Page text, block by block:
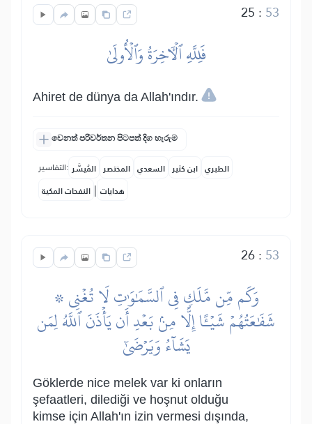
25 : 53
فَلِلَّهِ ٱلۡأٓخِرَةُ وَٱلۡأُولَىٰ
Ahiret de dünya da Allah'ındır.
වෙනත් පරිවර්තන පිටපත් දිග හැරුම
التفاسير: المُيسَّر المختصر السعدي ابن كثير الطبري
النفحات المكية | هدايات
26: 53
۞ وَكَم مِّن مَّلَكٖ فِي ٱلسَّمَٰوَٰتِ لَا تُغۡنِي
شَفَٰعَتُهُمۡ شَيۡـًٔا إِلَّا مِنۢ بَعۡدِ أَن يَأۡذَنَ ٱللَّهُ لِمَن
يَشَآءُ وَيَرۡضَىٰٓ
Göklerde nice melek var ki onların
şefaatleri, dilediği ve hoşnut olduğu
kimse için Allah'ın izin vermesi dışında,